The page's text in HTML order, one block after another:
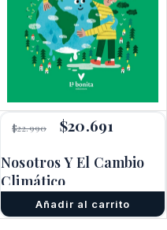
$22.990
El
precio
era:
$22.990.
$20.691
es:
Nosotros Y El Cambio
Climático
Añadir al carrito